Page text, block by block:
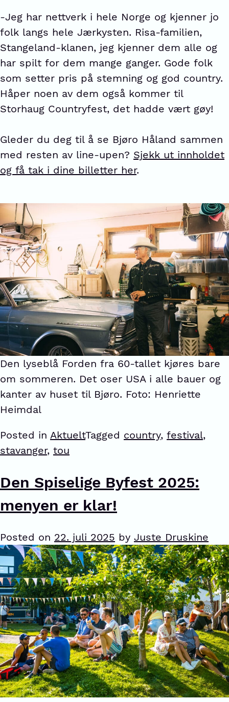
-Jeg har nettverk i hele Norge og kjenner jo
folk langs hele Jærkysten. Risa-familien,
Stangeland-klanen, jeg kjenner dem alle og
har spilt for dem mange ganger. Gode folk
som setter pris på stemning og god country.
Håper noen av dem også kommer til
Storhaug Countryfest, det hadde vært gøy!
Gleder du deg til å se Bjøro Håland sammen
med resten av line-upen? Sjekk ut innholdet
og få tak i dine billetter her.
Den lyseblå Forden fra 60-tallet kjøres bare
om sommeren. Det oser USA i alle bauer og
kanter av huset til Bjøro. Foto: Henriette
Heimdal
Posted in AktueltTagged country, festival,
stavanger, tou
Den Spiselige Byfest 2025:
menyen er klar!
Posted on 22. juli 2025 by Juste Druskine